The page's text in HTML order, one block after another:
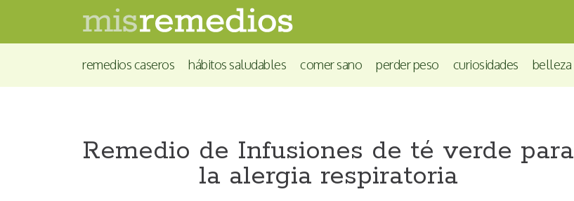
remedios caseros hábitos saludables comer sano perder peso curiosidades belleza
Remedio de Infusiones de té verde para
la alergia respiratoria